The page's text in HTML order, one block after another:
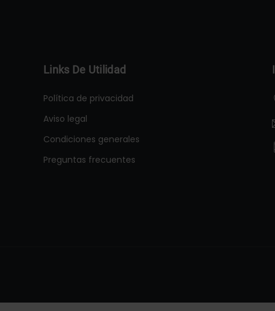
Links De Utilidad
Política de privacidad
Aviso legal
Condiciones generales
Preguntas frecuentes